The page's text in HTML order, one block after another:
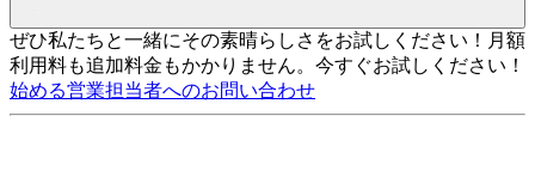
ぜひ私たちと一緒にその素晴らしさをお試しください！ 月額
利用料も追加料金もかかりません。今すぐお試しください！
始める営業担当者へのお問い合わせ